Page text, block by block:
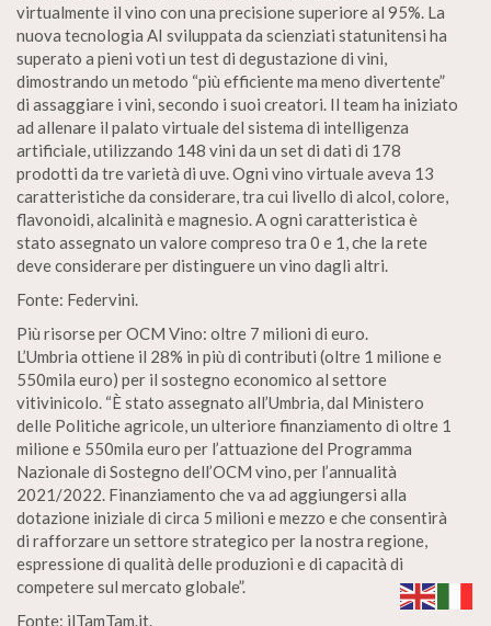
virtualmente il vino con una precisione superiore al 95%. La
nuova tecnologia AI sviluppata da scienziati statunitensi ha
superato a pieni voti un test di degustazione di vini,
dimostrando un metodo “più efficiente ma meno divertente”
di assaggiare i vini, secondo i suoi creatori. Il team ha iniziato
ad allenare il palato virtuale del sistema di intelligenza
artificiale, utilizzando 148 vini da un set di dati di 178
prodotti da tre varietà di uve. Ogni vino virtuale aveva 13
caratteristiche da considerare, tra cui livello di alcol, colore,
flavonoidi, alcalinità e magnesio. A ogni caratteristica è
stato assegnato un valore compreso tra 0 e 1, che la rete
deve considerare per distinguere un vino dagli altri.
Fonte: Federvini.
Più risorse per OCM Vino: oltre 7 milioni di euro.
L’Umbria ottiene il 28% in più di contributi (oltre 1 milione e
550mila euro) per il sostegno economico al settore
vitivinicolo. “È stato assegnato all’Umbria, dal Ministero
delle Politiche agricole, un ulteriore finanziamento di oltre 1
milione e 550mila euro per l’attuazione del Programma
Nazionale di Sostegno dell’OCM vino, per l’annualità
2021/2022. Finanziamento che va ad aggiungersi alla
dotazione iniziale di circa 5 milioni e mezzo e che consentirà
di rafforzare un settore strategico per la nostra regione,
espressione di qualità delle produzioni e di capacità di
competere sul mercato globale”.
Fonte: ilTamTam.it.